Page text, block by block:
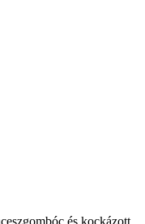
és kockázott